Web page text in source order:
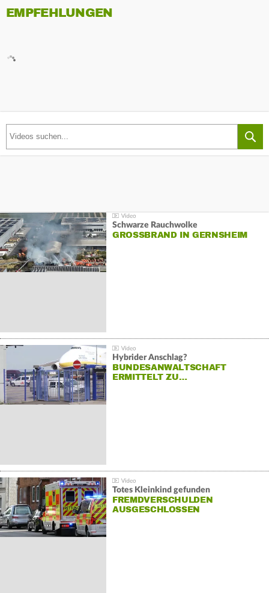
EMPFEHLUNGEN
Schwarze Rauchwolke
GROSSBRAND IN GERNSHEIM
Hybrider Anschlag?
BUNDESANWALTSCHAFT
ERMITTELT ZU…
Totes Kleinkind gefunden
FREMDVERSCHULDEN
AUSGESCHLOSSEN